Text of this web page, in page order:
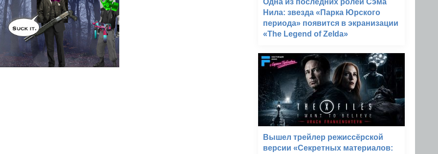
Одна из последних ролей Сэма
Нила: звезда «Парка Юрского
периода» появится в экранизации
«The Legend of Zelda»
Вышел трейлер режиссёрской
версии «Секретных материалов: